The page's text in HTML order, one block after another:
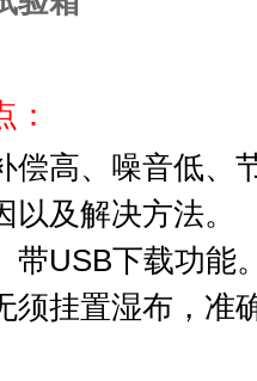
偿高、噪音低、
及解决方法。
带USB下载功能
须挂置湿布，准